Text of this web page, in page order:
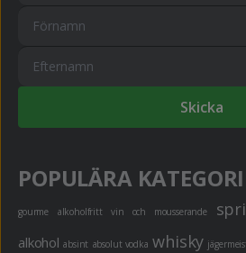
Skicka
POPULÄRA
gourme alkoholfritt vin och mousserande
alkohol absint absolut vodka whisky